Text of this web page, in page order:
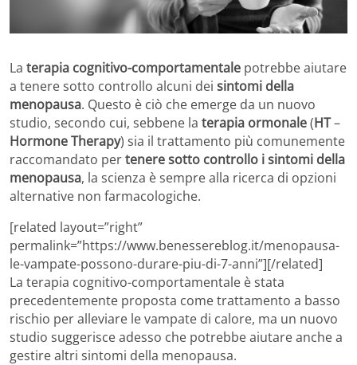
La terapia cognitivo-comportamentale potrebbe aiutare
a tenere sotto controllo alcuni dei sintomi della
menopausa. Questo è ciò che emerge da un nuovo
studio, secondo cui, sebbene la terapia ormonale(HT–
Hormone Therapy) sia il trattamento più comunemente
raccomandato pertenere sotto controllo i sintomi della
menopausa, la scienza è sempre alla ricerca di opzioni
alternative non farmacologiche.
[related layout=”right”
permalink=”https://www.benessereblog.it/menopausa-
le-vampate-possono-durare-piu-di-7-anni”][/related]
La terapia cognitivo-comportamentale è stata
precedentemente proposta come trattamento a basso
rischio per alleviare le vampate di calore, ma un nuovo
studio suggerisce adesso che potrebbe aiutare anche a
gestire altri sintomi della menopausa.